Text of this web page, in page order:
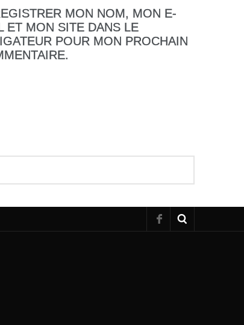
MON NOM, MON E-
ET MON SITE DANS LE
POUR MON PROCHAIN